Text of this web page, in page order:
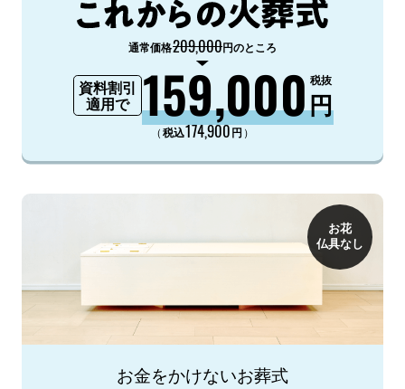
通常価格209,000円のところ
資料割引
適用で
159,000円
税抜
（税込174,900円 ）
お花
仏具なし
お金をかけないお葬式